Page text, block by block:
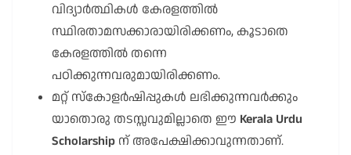
വിദ്യാർത്ഥികൾ കേരളത്തിൽ
സ്ഥിരതാമസക്കാരായിരിക്കണം, കൂടാതെ
കേരളത്തിൽ തന്നെ
പഠിക്കുന്നവരുമായിരിക്കണം.
മറ്റ് സ്കോളർഷിപ്പുകൾ ലഭിക്കുന്നവർക്കും
യാതൊരു തടസ്സവുമില്ലാതെ ഈ Kerala Urdu
Scholarship ന് അപേക്ഷിക്കാവുന്നതാണ്.